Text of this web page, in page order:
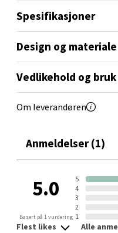
- Micarta-håndtak med
- Japansk kvalitet i
Spesifikasjoner
Design og materiale
Vedlikehold og bruk
Om leverandøren
Anmeldelser (1)
5.0
Basert på 1 vurdering
5
4
3
2
1
Flest likes Alle
0 i butikk
Sandvika -
Åpent i dag 10-21